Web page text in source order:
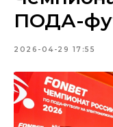
ПОДА-
2026-04-29 17:55